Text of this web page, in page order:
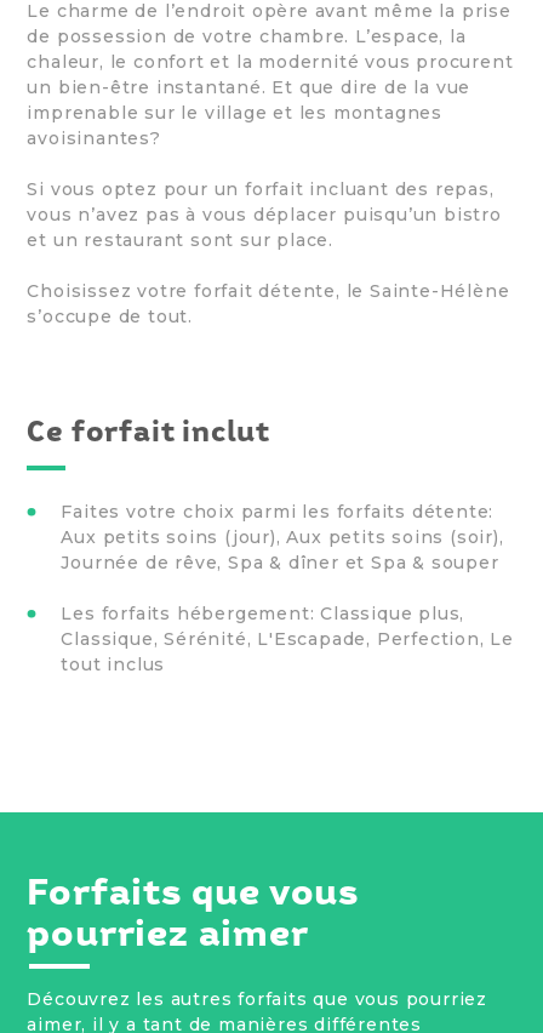
Le charme de l’endroit opère avant même la prise
de possession de votre chambre. L’espace, la
chaleur, le confort et la modernité vous procurent
un bien-être instantané. Et que dire de la vue
imprenable sur le village et les montagnes
avoisinantes?
Si vous optez pour un forfait incluant des repas,
vous n’avez pas à vous déplacer puisqu’un bistro
et un restaurant sont sur place.
Choisissez votre forfait détente, le Sainte-Hélène
s’occupe de tout.
Ce forfait inclut
Faites votre choix parmi les forfaits détente:
Aux petits soins (jour), Aux petits soins (soir),
Journée de rêve, Spa & dîner et Spa & souper
Les forfaits hébergement: Classique plus,
Classique, Sérénité, L'Escapade, Perfection, Le
tout inclus
Forfaits que vous
pourriez aimer
Découvrez les autres forfaits que vous pourriez
aimer, il y a tant de manières différentes